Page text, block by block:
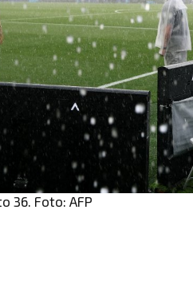
36. Foto: AFP